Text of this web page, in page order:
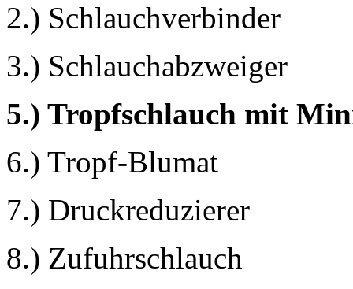
2.) Schlauchverbinder
3.) Schlauchabzweiger
5.) Tropfschlauch mit
6.) Tropf-Blumat
7.) Druckreduzierer
8.) Zufuhrschlauch